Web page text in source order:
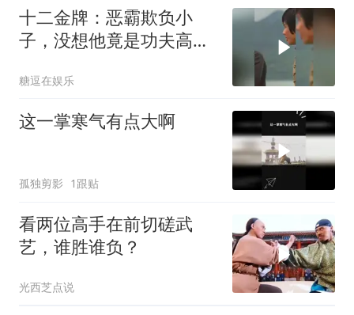
十二金牌：恶霸欺负小
子，没想他竟是功夫高
糖逗在娱乐
这一掌寒气有点大啊
孤独剪影 1跟贴
看两位高手在前切磋武
艺，谁胜谁负？
光西芝点说